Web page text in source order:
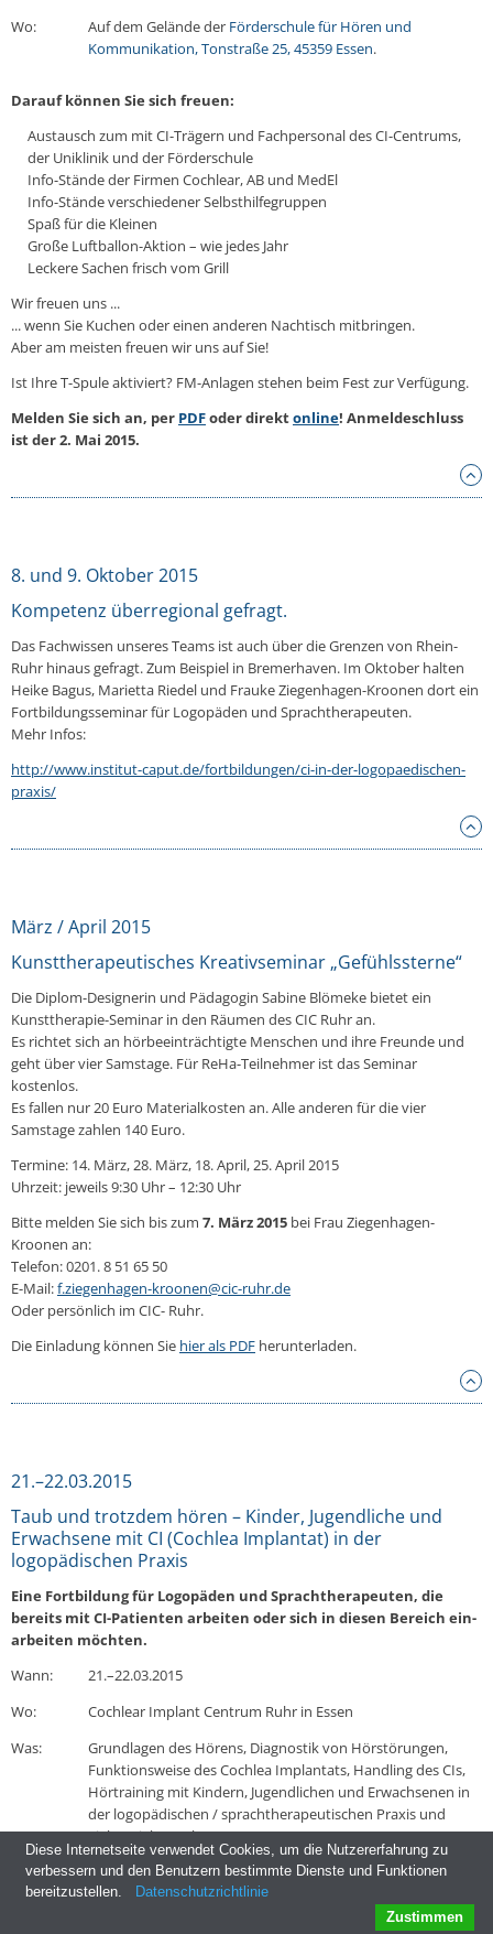
Wo:
Auf dem Gelände der Förderschule für Hören und
Kommunikation, Tonstraße 25, 45359 Essen.
Darauf können Sie sich freuen:
Austausch zum mit CI-Trägern und Fachpersonal des CI-Centrums,
der Uniklinik und der Förderschule
Info-Stände der Firmen Cochlear, AB und MedEl
Info-Stände verschiedener Selbsthilfegruppen
Spaß für die Kleinen
Große Luftballon-Aktion – wie jedes Jahr
Leckere Sachen frisch vom Grill
Wir freuen uns ...
... wenn Sie Kuchen oder einen anderen Nachtisch mitbringen.
Aber am meisten freuen wir uns auf Sie!
Ist Ihre T-Spule aktiviert? FM-Anlagen stehen beim Fest zur Verfügung.
Melden Sie sich an, per PDFoder direktonline! Anmeldeschluss
ist der 2. Mai 2015.
8. und 9. Oktober 2015
Kompetenz überregional gefragt.
Das Fachwissen unseres Teams ist auch über die Grenzen von Rhein-
Ruhr hinaus gefragt. Zum Beispiel in Bremerhaven. Im Oktober halten
Heike Bagus, Marietta Riedel und Frauke Ziegenhagen-Kroonen dort ein
Fortbildungsseminar für Logopäden und Sprachtherapeuten.
Mehr Infos:
http://www.institut-caput.de/fortbildungen/ci-in-der-logopaedischen-
praxis/
März / April 2015
Kunsttherapeutisches Kreativseminar „Gefühlssterne“
Die Diplom-Designerin und Pädagogin Sabine Blömeke bietet ein
Kunsttherapie-Seminar in den Räumen des CIC Ruhr an.
Es richtet sich an hörbeeinträchtigte Menschen und ihre Freunde und
geht über vier Samstage. Für ReHa-Teilnehmer ist das Seminar
kostenlos.
Es fallen nur 20 Euro Materialkosten an. Alle anderen für die vier
Samstage zahlen 140 Euro.
Termine: 14. März, 28. März, 18. April, 25. April 2015
Uhrzeit: jeweils 9:30 Uhr – 12:30 Uhr
Bitte melden Sie sich bis zum 7. März 2015 bei Frau Ziegenhagen-
Kroonen an:
Telefon: 0201. 8 51 65 50
E-Mail:f.ziegenhagen-kroonen@cic-ruhr.de
Oder persönlich im CIC- Ruhr.
Die Einladung können Sie hier als PDF herunterladen.
21.–22.03.2015
Taub und trotzdem hören – Kinder, Jugendliche und
Erwachsene mit CI (Cochlea Implantat) in der
logopädischen Praxis
Eine Fort­bil­dung für Lo­go­pä­den und Sprachthe­ra­peu­ten, die
bereits mit CI-Pa­ti­en­ten ar­bei­ten oder sich in diesen Bereich ein­
ar­bei­ten möchten.
Wann:
21.–22.03.2015
Wo:
Co­ch­le­ar Implant Centrum Ruhr in Essen
Was:
Grund­la­gen des Hörens, Dia­gnos­tik von Hör­stö­run­gen,
Funk­ti­ons­wei­se des Cochlea Im­plan­tats, Hand­ling des CIs,
Hör­trai­ning mit Kindern, Ju­gend­li­chen und Er­wach­se­nen in
der lo­go­pä­di­schen / sprachthe­ra­peu­ti­schen Praxis und
vieles, vieles mehr
Kosten:
230,– € in­klu­si­ve Ver­pfle­gung
Nähere In­for­ma­tio­nen zu der Fort­bil­dung er­hal­ten Sie bei den Re­fe­ren­
Diese Internetseite verwendet Cookies, um die Nutzererfahrung zu
verbessern und den Benutzern bestimmte Dienste und Funktionen
bereitzustellen.
Datenschutzrichtlinie
Zustimmen